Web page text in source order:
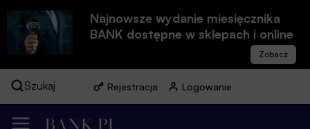
Najnowsze wydanie miesięcznika
BANK dostępne w sklepach i online
Szukaj Rejestracja Logowanie